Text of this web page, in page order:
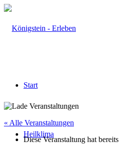
Start
Heilklima
« Alle Veranstaltungen
Diese Veranstaltung hat